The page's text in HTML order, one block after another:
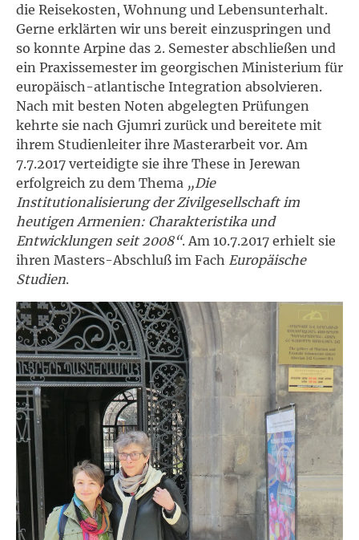
die Reisekosten, Wohnung und Lebensunterhalt.
Gerne erklärten wir uns bereit einzuspringen und
so konnte Arpine das 2. Semester abschließen und
ein Praxissemester im georgischen Ministerium für
europäisch-atlantische Integration absolvieren.
Nach mit besten Noten abgelegten Prüfungen
kehrte sie nach Gjumri zurück und bereitete mit
ihrem Studienleiter ihre Masterarbeit vor. Am
7.7.2017 verteidigte sie ihre These in Jerewan
erfolgreich zu dem Thema „Die
Institutionalisierung der Zivilgesellschaft im
heutigen Armenien: Charakteristika und
Entwicklungen seit 2008“. Am 10.7.2017 erhielt sie
ihren Masters-Abschluß im Fach Europäische
Studien.